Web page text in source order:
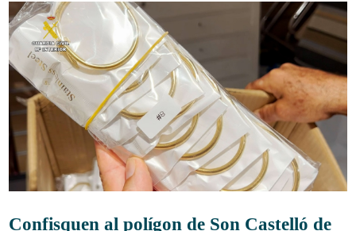
Confisquen al polígon de Son Castelló de